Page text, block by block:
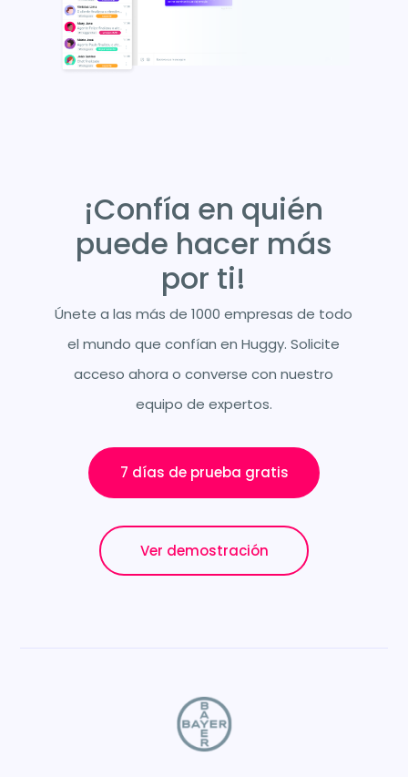
¡Confía en quién
puede hacer más
por ti!
Únete a las más de 1000 empresas de todo
el mundo que confían en Huggy. Solicite
acceso ahora o converse con nuestro
equipo de expertos.
7 días de prueba gratis
Ver demostración